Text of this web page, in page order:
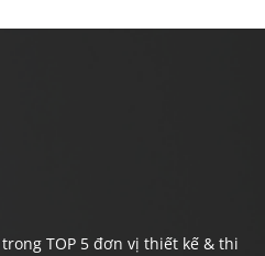
TOP 5 đơn vị thiết kế & thi